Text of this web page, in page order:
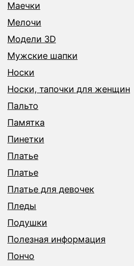
Маечки
Мелочи
Модели 3D
Мужские шапки
Носки
Носки, тапочки для женщин
Пальто
Памятка
Пинетки
Платье
Платье
Платье для девочек
Пледы
Подушки
Полезная информация
Пончо